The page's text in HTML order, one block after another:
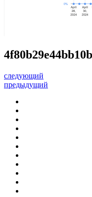
следующий
предыдущий